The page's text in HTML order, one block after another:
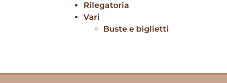
Rilegatoria
Vari
Buste e biglietti